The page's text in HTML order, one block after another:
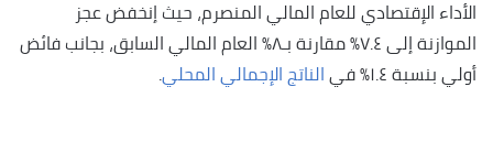
الأداء الإقتصادي للعام المالي المنصرم، حيث إنخفض عجز
الموازنة إلى ٧.٤٪؜ مقارنة بـ٨٪؜ العام المالي السابق، بجانب فائض
أولي بنسبة ١.٤٪؜ في
الناتج الإجمالي المحلي.